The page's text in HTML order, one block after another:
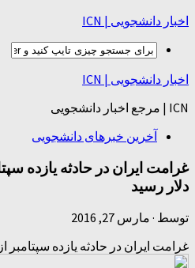
اخبار دانشجویی | ICN
اخبار دانشجویی | ICN
ICN | مرجع اخبار دانشجویی
آخرین خبرهای دانشجویی
دلار رسید
توسط · مارس 27, 2016
غرامت ایران در حادثه یازده سپتامبر از ۱۰ به ۲۱ میلیارد دلار رسید